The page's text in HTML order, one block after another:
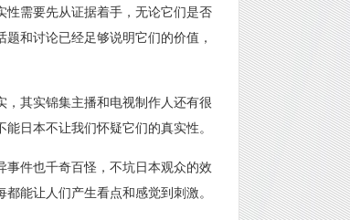
需要先从证据着手，无论它们是否
和讨论已经足够说明它们的价值，
其实锦集主播和电视制作人还有很
日本不让我们怀疑它们的真实性。
事件也千奇百怪，不坑日本观众的效
能让人们产生看点和感觉到刺激。